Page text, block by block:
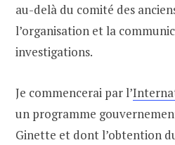
au-delà du comité des
l’organisation et la
investigations.
Je commencerai par l’
un programme
Ginette et dont l’obtention